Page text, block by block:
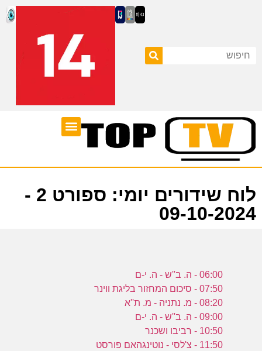
לוח שידורים יומי: ספורט 2 -
09-10-2024
06:00 - ה. ב''ש - ה. י-ם
07:50 - סיכום המחזור בליגת ווינר
08:20 - מ. נתניה - מ. ת''א
09:00 - ה. ב''ש - ה. י-ם
10:50 - רביבו ושכנר
11:50 - צ'לסי - נוטינגהאם פורסט